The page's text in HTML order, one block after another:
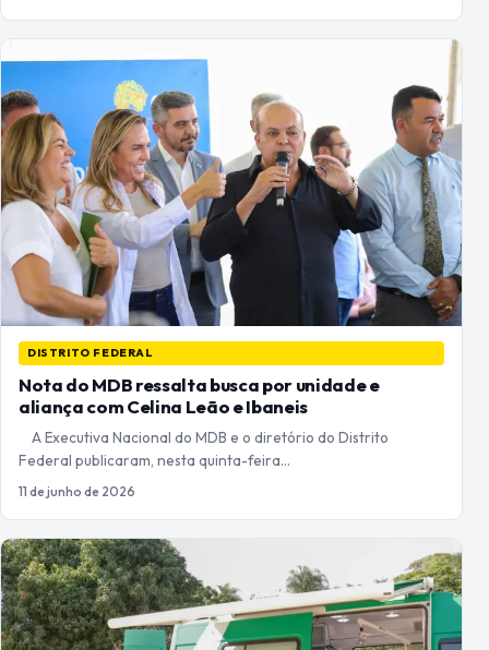
DISTRITO FEDERAL
Nota do MDB ressalta busca por unidade e
aliança com Celina Leão e Ibaneis
A Executiva Nacional do MDB e o diretório do Distrito
Federal publicaram, nesta quinta-feira…
11 de junho de 2026